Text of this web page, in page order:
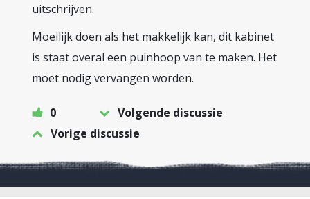
uitschrijven.
Moeilijk doen als het makkelijk kan, dit kabinet
is staat overal een puinhoop van te maken. Het
moet nodig vervangen worden.
0
Volgende discussie
Vorige discussie